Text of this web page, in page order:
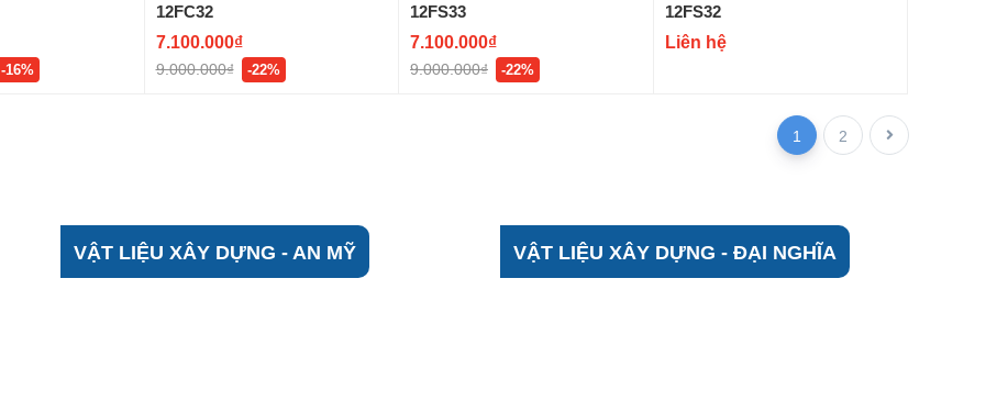
-16%
12FC32
7.100.000₫
9.000.000₫ -22%
12FS33
7.100.000₫
9.000.000₫ -22%
12FS32
Liên hệ
1 2
VẬT LIỆU XÂY DỰNG - AN MỸ VẬT LIỆU XÂY DỰNG - ĐẠI NGHĨA